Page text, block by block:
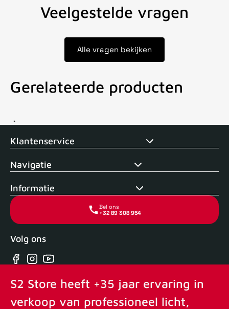
Veelgestelde vragen
Alle vragen bekijken
Gerelateerde producten
Voor 15uur besteld, zelfde dag verstuurd Echte winkel +35
Klantenservice
Navigatie
Informatie
Bel ons
+32 89 308 954
Volg ons
Facebook
Instagram
YouTube
S2 Store heeft +35 jaar ervaring in
verkoop van professioneel licht,